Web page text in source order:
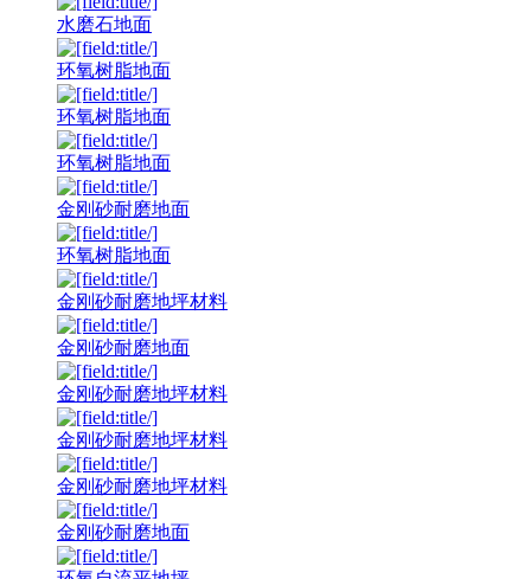
水磨石地面
环氧树脂地面
环氧树脂地面
环氧树脂地面
金刚砂耐磨地面
环氧树脂地面
金刚砂耐磨地坪材料
金刚砂耐磨地面
金刚砂耐磨地坪材料
金刚砂耐磨地坪材料
金刚砂耐磨地坪材料
金刚砂耐磨地面